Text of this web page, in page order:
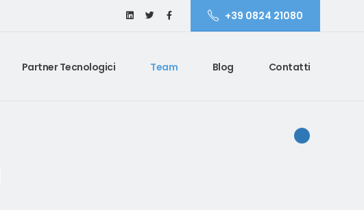
+39 0824 21080
Partner Tecnologici Team Blog Contatti